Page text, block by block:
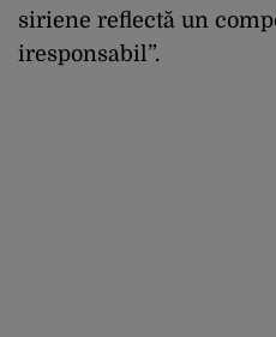
siriene reflectă un
iresponsabil”.